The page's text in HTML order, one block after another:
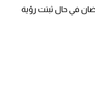
في حال ثبتت رؤية